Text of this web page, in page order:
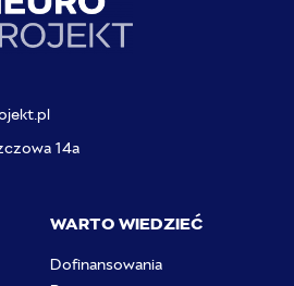
14a
WARTO WIEDZIEĆ
Dofinansowania